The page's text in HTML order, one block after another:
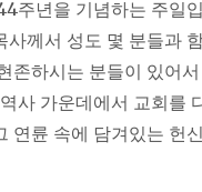
주년을 기념하는 주일
사께서 성도 몇 분들과
존하시는 분들이 있어
사 가운데에서 교회를
연륜 속에 담겨있는 헌